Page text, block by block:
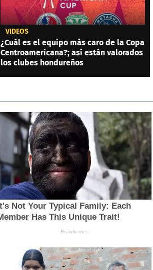
VIDEOS
¿Cuál es el equipo más caro de la Copa
Centroamericana?; así están valorados
los clubes hondureños